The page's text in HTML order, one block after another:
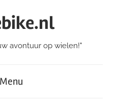
avontuur op wielen!"
Menu